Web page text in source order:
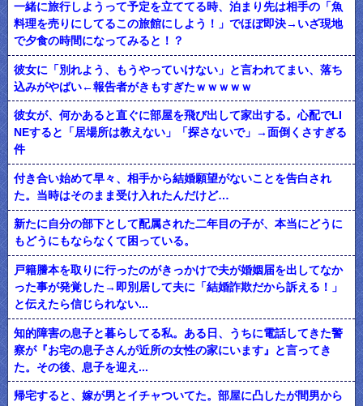
一緒に旅行しようって予定を立ててる時、泊まり先は相手の「魚
料理を売りにしてるこの旅館にしよう！」でほぼ即決→いざ現地
で夕食の時間になってみると！？
彼女に「別れよう、もうやっていけない」と言われてまい、落ち
込みがやばい←報告者がきもすぎたｗｗｗｗｗ
彼女が、何かあると直ぐに部屋を飛び出して家出する。心配でLI
NEすると「居場所は教えない」「探さないで」→面倒くさすぎる
件
付き合い始めて早々、相手から結婚願望がないことを告白され
た。当時はそのまま受け入れたんだけど…
新たに自分の部下として配属された二年目の子が、本当にどうに
もどうにもならなくて困っている。
戸籍謄本を取りに行ったのがきっかけで夫が婚姻届を出してなか
った事が発覚した→即別居して夫に「結婚詐欺だから訴える！」
と伝えたら信じられない...
知的障害の息子と暮らしてる私。ある日、うちに電話してきた警
察が『お宅の息子さんが近所の女性の家にいます』と言ってき
た。その後、息子を迎え...
帰宅すると、嫁が男とイチャついてた。部屋に凸したが間男から